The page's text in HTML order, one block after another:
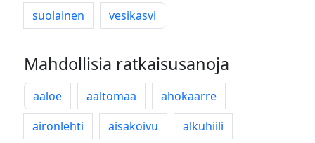
suolainen
vesikasvi
Mahdollisia ratkaisusanoja
aaloe aaltomaa
ahokaarre
aironlehti
aisakoivu
alkuhiili